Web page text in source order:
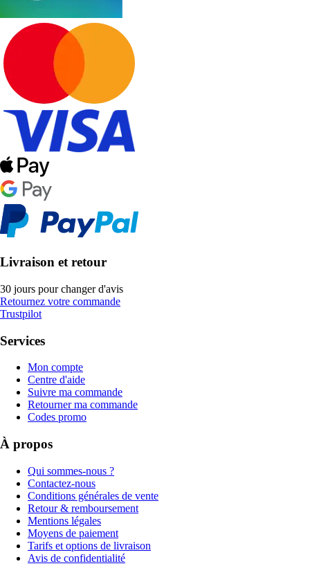
Livraison et retour
30 jours pour changer d'avis
Retournez votre commande
Trustpilot
Services
Mon compte
Centre d'aide
Suivre ma commande
Retourner ma commande
Codes promo
À propos
Qui sommes-nous ?
Contactez-nous
Conditions générales de vente
Retour & remboursement
Mentions légales
Moyens de paiement
Tarifs et options de livraison
Avis de confidentialité